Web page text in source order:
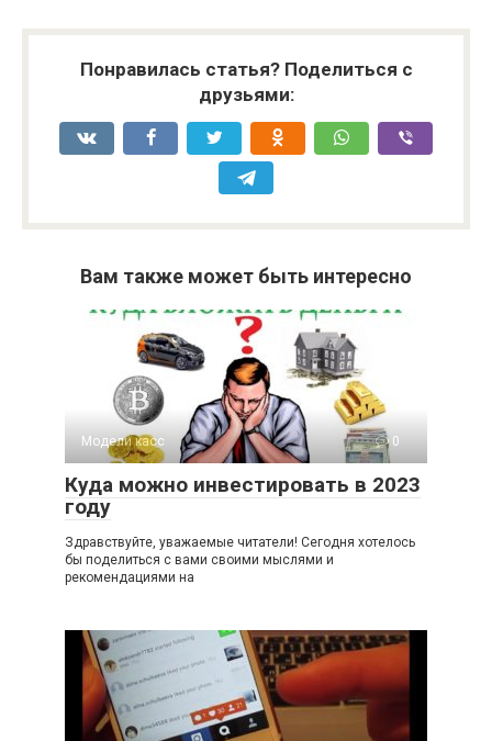
Понравилась статья? Поделиться с
друзьями:
Вам также может быть интересно
Модели касс 0
Куда можно инвестировать в 2023
году
Здравствуйте, уважаемые читатели! Сегодня хотелось
бы поделиться с вами своими мыслями и
рекомендациями на